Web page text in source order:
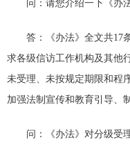
问：请您介绍一下《办法
答：《办法》全文共17条
求各级信访工作机构及其他
未受理、未按规定期限和程
加强法制宣传和教育引导、
问：《办法》对分级受理